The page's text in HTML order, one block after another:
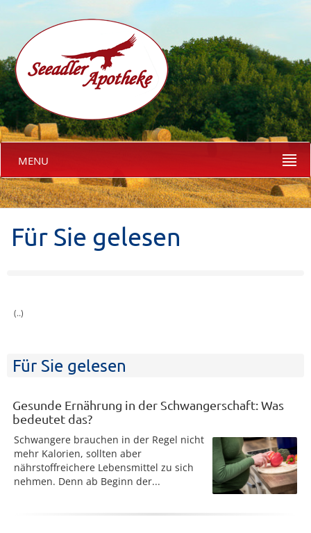
MENU
Für Sie gelesen
(..)
Für Sie gelesen
Gesunde Ernährung in der Schwangerschaft: Was
bedeutet das?
Schwangere brauchen in der Regel nicht
mehr Kalorien, sollten aber
nährstoffreichere Lebensmittel zu sich
nehmen. Denn ab Beginn der...